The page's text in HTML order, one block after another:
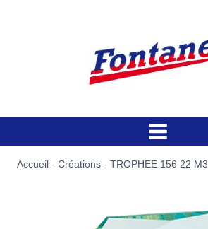
Accueil - Créations - TROPHEE 156 22 M3